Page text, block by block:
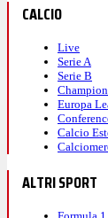
CALCIO
Live
Serie A
Serie B
Europa
Calcio
ALTRI SPORT